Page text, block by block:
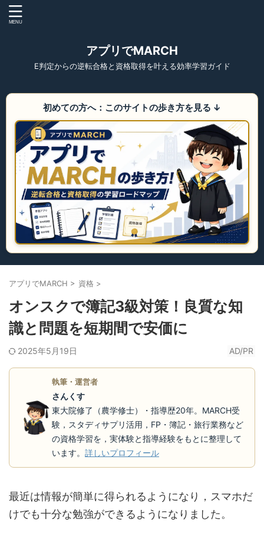
アプリでMARCH
E判定からの逆転合格と資格取得を叶える効率学習ガイド
初めての方へ：このサイトの歩き方を見る ↓
アプリでMARCH > 資格 >
オンスクで簿記3級対策！良質な知
識と問題を短期間で安価に
2025年5月19日 AD/PR
執筆・運営者
さんくす
東大院修了（農学修士）・指導歴20年。MARCH受
験，スタディサプリ活用，FP・簿記・旅行業務など
の資格学習を，実体験と指導経験をもとに整理して
います。 詳しいプロフィール
最近は情報が簡単に得られるようになり，スマホだ
けでも十分な勉強ができるようになりました。